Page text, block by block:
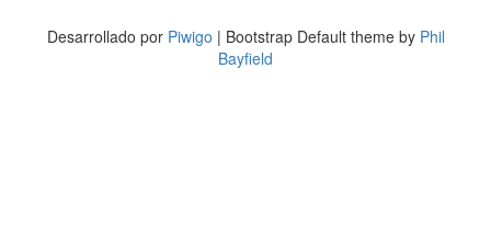
Desarrollado por Piwigo | Bootstrap Default theme by Phil
Bayfield